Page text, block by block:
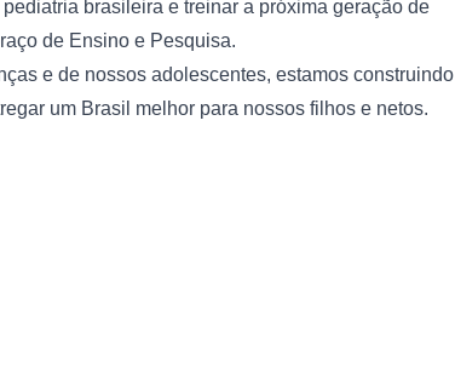
brasileira e treinar a próxima geração de
de Ensino e Pesquisa.
e de nossos adolescentes, estamos construindo
um Brasil melhor para nossos filhos e netos.